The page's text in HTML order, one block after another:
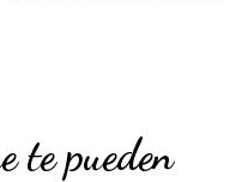
te pueden